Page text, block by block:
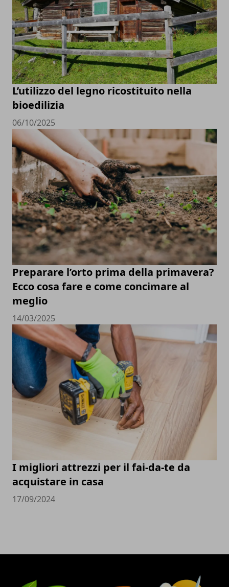
L’utilizzo del legno ricostituito nella
bioedilizia
06/10/2025
Preparare l’orto prima della primavera?
Ecco cosa fare e come concimare al
meglio
14/03/2025
I migliori attrezzi per il fai-da-te da
acquistare in casa
17/09/2024